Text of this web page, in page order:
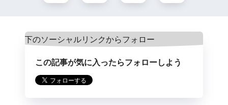
この記事が気に入ったらフォローしよう